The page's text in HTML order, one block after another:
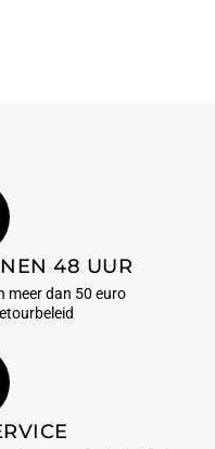
48 UUR
meer dan 50 euro